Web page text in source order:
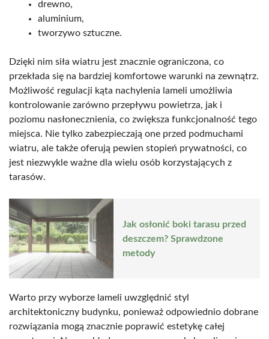
drewno,
aluminium,
tworzywo sztuczne.
Dzięki nim siła wiatru jest znacznie ograniczona, co
przekłada się na bardziej komfortowe warunki na zewnątrz.
Możliwość regulacji kąta nachylenia lameli umożliwia
kontrolowanie zarówno przepływu powietrza, jak i
poziomu nasłonecznienia, co zwiększa funkcjonalność tego
miejsca. Nie tylko zabezpieczają one przed podmuchami
wiatru, ale także oferują pewien stopień prywatności, co
jest niezwykle ważne dla wielu osób korzystających z
tarasów.
Jak osłonić boki tarasu przed
deszczem? Sprawdzone
metody
Warto przy wyborze lameli uwzględnić styl
architektoniczny budynku, ponieważ odpowiednio dobrane
rozwiązania mogą znacznie poprawić estetykę całej